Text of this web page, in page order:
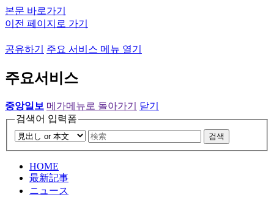
본문 바로가기
이전 페이지로 가기
공유하기 주요 서비스 메뉴 열기
주요서비스
중앙일보 메가메뉴로 돌아가기
닫기
검색어 입력폼
검색
HOME
最新記事
ニュース